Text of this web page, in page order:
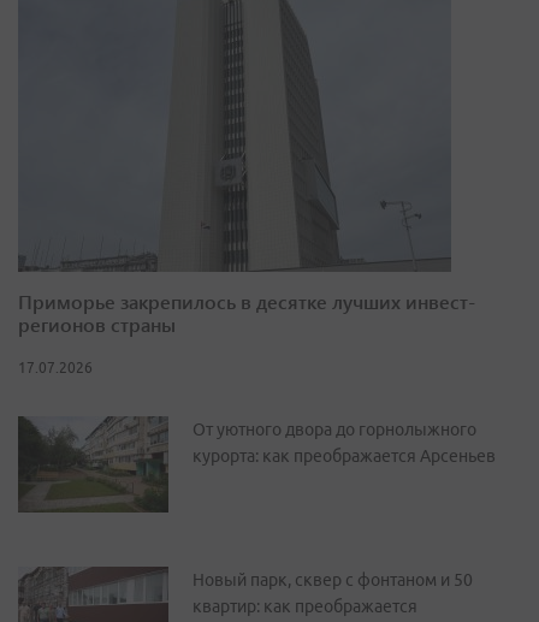
Приморье закрепилось в десятке лучших инвест-
регионов страны
17.07.2026
От уютного двора до горнолыжного
курорта: как преображается Арсеньев
Новый парк, сквер с фонтаном и 50
квартир: как преображается